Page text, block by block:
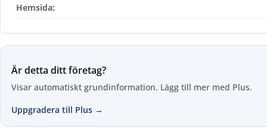
Hemsida:
Är detta ditt företag?
Visar automatiskt grundinformation. Lägg till mer med Plus.
Uppgradera till Plus →